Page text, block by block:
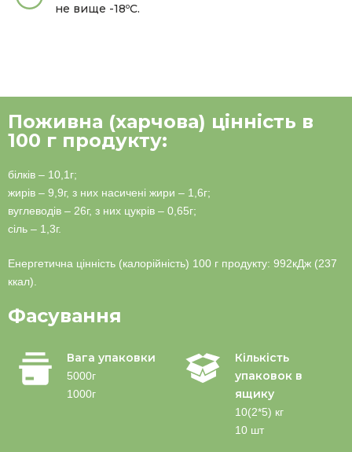
не вище -18ºС.
Поживна (харчова) цінність в
100 г продукту:
білків – 10,1г;
жирів – 9,9г, з них насичені жири – 1,6г;
вуглеводів – 26г, з них цукрів – 0,65г;
сіль – 1,3г.
Енергетична цінність (калорійність) 100 г продукту: 992кДж (237
ккал).
Фасування
Вага упаковки
5000г
1000г
Кількість
упаковок в
ящику
10(2*5) кг
10 шт